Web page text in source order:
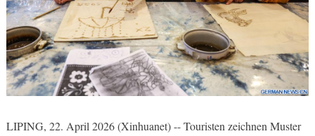
LIPING, 22. April 2026 (Xinhuanet) -- Touristen zeichnen Muster